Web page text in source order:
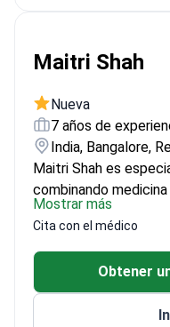
Maitri Shah
Nueva
7 años de
India, Bangalore,
Maitri Shah es
combinando
ortopedia
años de experiencia
Dolor
con certificación
afecciones crónicas
musculoesqueléticas
Mostrar más
Cita con el médico
Obtener